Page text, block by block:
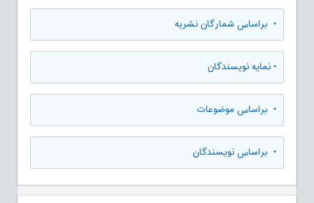
• براساس شمارگان نشریه
•نمایه نویسندگان
• براساس موضوعات
• براساس نویسندگان